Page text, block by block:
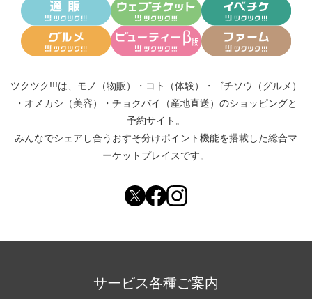
ツクツク!!!は、 モノ（物販） ・ コト（体験） ・ ゴチソウ（グルメ）
・ オメカシ（美容） ・ チョクバイ（産地直送） のショッピングと
予約サイト。
みんなでシェアし合う おすそ分けポイント機能を搭載した総合マ
ーケットプレイスです。
サービス各種ご案内